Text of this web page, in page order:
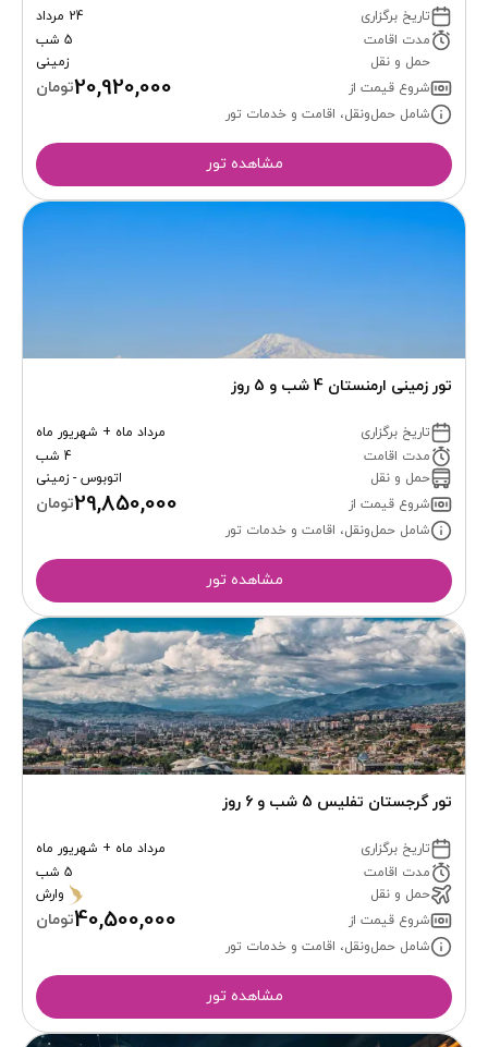
تاریخ برگزاری
24 مرداد
مدت اقامت
5 شب
حمل و نقل
زمینی
شروع قیمت از
20,920,000تومان
شامل حمل‌ونقل، اقامت و خدمات تور
مشاهده تور
تور زمینی ارمنستان 4 شب و 5 روز
تاریخ برگزاری
مرداد ماه + شهریور ماه
مدت اقامت
4 شب
حمل و نقل
اتوبوس - زمینی
شروع قیمت از
29,850,000تومان
شامل حمل‌ونقل، اقامت و خدمات تور
مشاهده تور
تور گرجستان تفلیس 5 شب و 6 روز
تاریخ برگزاری
مرداد ماه + شهریور ماه
مدت اقامت
5 شب
حمل و نقل
وارش
شروع قیمت از
40,500,000تومان
شامل حمل‌ونقل، اقامت و خدمات تور
مشاهده تور